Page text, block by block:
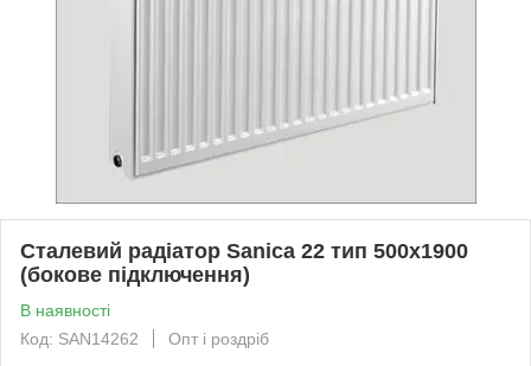
Сталевий радіатор Sanica 22 тип 500х1900
(бокове підключення)
В наявності
Код: SAN14262
Опт і роздріб